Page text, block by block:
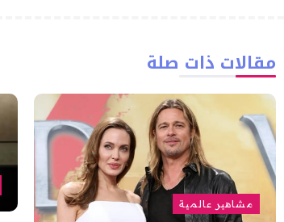
مقالات ذات صلة
مشاهير عالمية